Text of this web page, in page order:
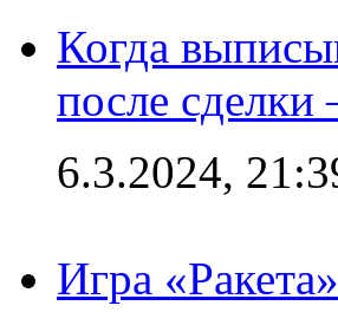
Когда
после
6.3.2024,
Игра